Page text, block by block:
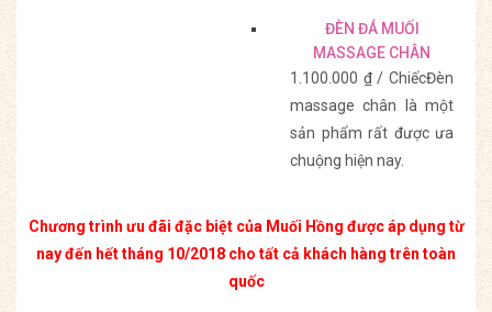
ĐÈN ĐÁ MUỐI
MASSAGE CHÂN
MC003
1.100.000 ₫ / ChiếcĐèn
massage chân là một
sản phẩm rất được ưa
chuộng hiện nay.
Chương trình ưu đãi đặc biệt của Muối Hồng được áp dụng từ
nay đến hết tháng 10/2018 cho tất cả khách hàng trên toàn
quốc